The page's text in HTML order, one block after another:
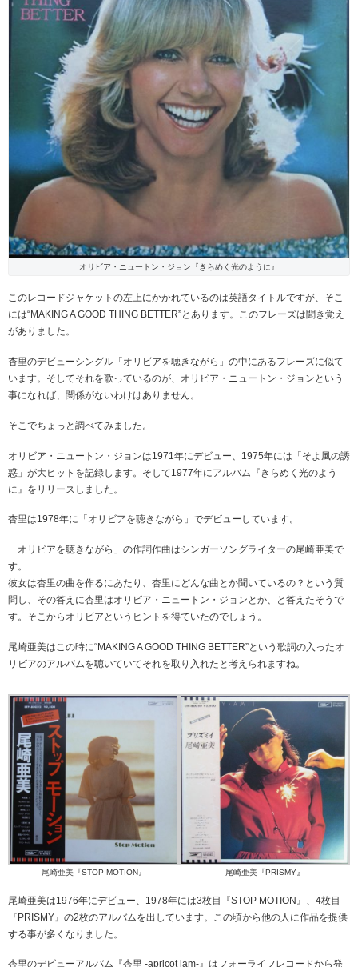
オリビア・ニュートン・ジョン『きらめく光のように』
このレコードジャケットの左上にかかれているのは英語タイトルですが、そこ
には“MAKING A GOOD THING BETTER”とあります。このフレーズは聞き覚え
がありました。
杏里のデビューシングル「オリビアを聴きながら」の中にあるフレーズに似て
います。そしてそれを歌っているのが、オリビア・ニュートン・ジョンという
事になれば、関係がないわけはありません。
そこでちょっと調べてみました。
オリビア・ニュートン・ジョンは1971年にデビュー、1975年には「そよ風の誘
惑」が大ヒットを記録します。そして1977年にアルバム『きらめく光のよう
に』をリリースしました。
杏里は1978年に「オリビアを聴きながら」でデビューしています。
「オリビアを聴きながら」の作詞作曲はシンガーソングライターの尾崎亜美で
す。
彼女は杏里の曲を作るにあたり、杏里にどんな曲とか聞いているの？という質
問し、その答えに杏里はオリビア・ニュートン・ジョンとか、と答えたそうで
す。そこからオリビアというヒントを得ていたのでしょう。
尾崎亜美はこの時に“MAKING A GOOD THING BETTER”という歌詞の入ったオ
リビアのアルバムを聴いていてそれを取り入れたと考えられますね。
尾崎亜美『STOP MOTION』 尾崎亜美『PRISMY』
尾崎亜美は1976年にデビュー、1978年には3枚目『STOP MOTION』、4枚目
『PRISMY』の2枚のアルバムを出しています。この頃から他の人に作品を提供
する事が多くなりました。
杏里のデビューアルバム『杏里 -apricot jam-』はフォーライフレコードから発